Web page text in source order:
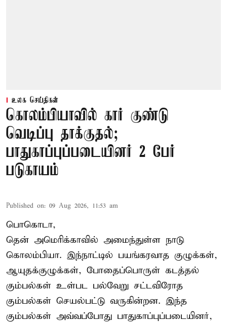
உலக செய்திகள்
கொலம்பியாவில் கார் குண்டு
வெடிப்பு தாக்குதல்;
பாதுகாப்புப்படையினர் 2 பேர்
படுகாயம்
Published on: 09 Aug 2026, 11:53 am
பொகொடா,
தென் அமெரிக்காவில் அமைந்துள்ள நாடு
கொலம்பியா. இந்நாட்டில் பயங்கரவாத குழுக்கள்,
ஆயுதக்குழுக்கள், போதைப்பொருள் கடத்தல்
கும்பல்கள் உள்பட பல்வேறு சட்டவிரோத
கும்பல்கள் செயல்பட்டு வருகின்றன. இந்த
கும்பல்கள் அவ்வப்போது பாதுகாப்புப்படையினர்,